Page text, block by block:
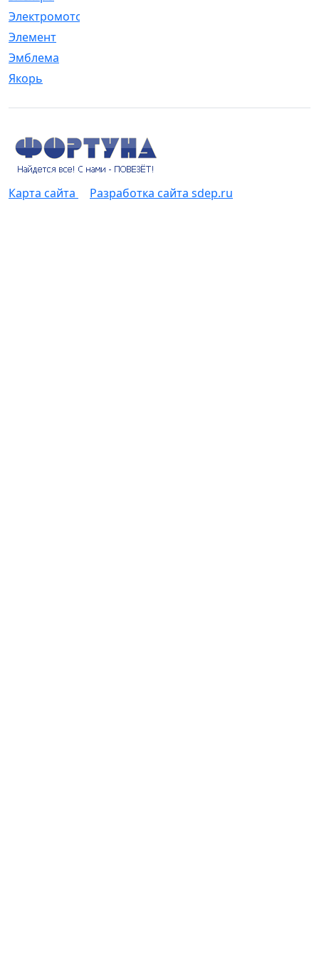
Электромотор
Элемент
Эмблема
Якорь
Карта сайта Разработка сайта sdep.ru